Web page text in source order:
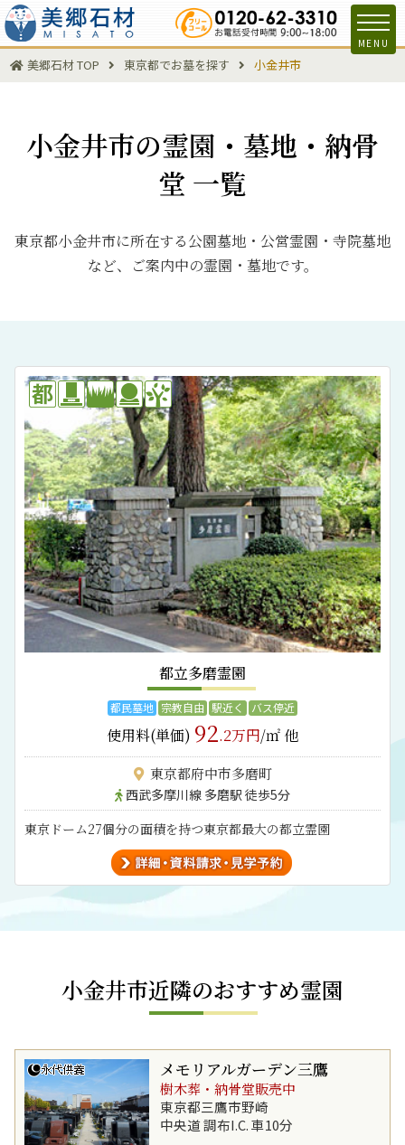
MENU
美郷石材 TOP 東京都でお墓を探す 小金井市
小金井市の霊園・墓地・納骨
堂 一覧
東京都小金井市に所在する公園墓地・公営霊園・寺院墓地
など、ご案内中の霊園・墓地です。
都立多磨霊園
都民墓地 宗教自由 駅近く バス停近
使用料(単価) 92.2万円/㎡ 他
東京都府中市多磨町
西武多摩川線 多磨駅 徒歩5分
東京ドーム27個分の面積を持つ東京都最大の都立霊園
小金井市近隣のおすすめ霊園
メモリアルガーデン三鷹
樹木葬・納骨堂販売中
東京都三鷹市野崎
中央道 調布I.C. 車10分